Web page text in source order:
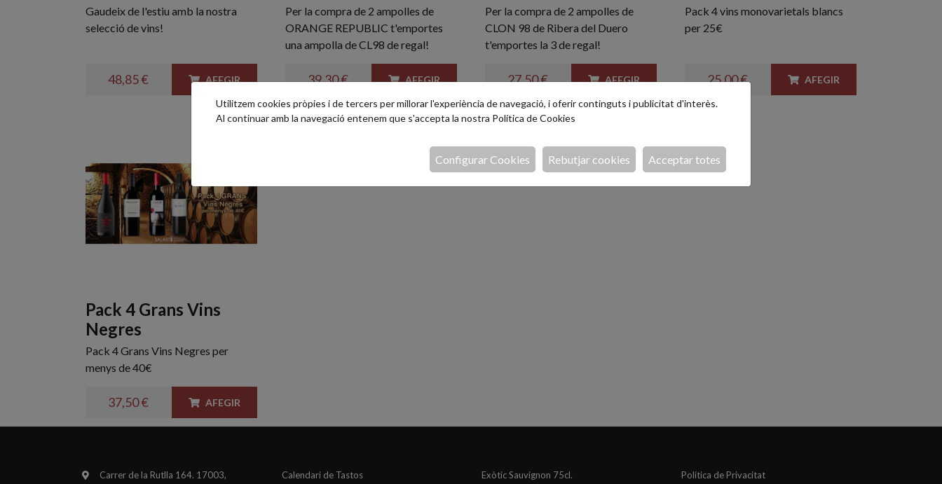
Gaudeix de l'estiu amb la nostra
selecció de vins!
48,85 € AFEGIR
Per la compra de 2 ampolles de
ORANGE REPUBLIC t'emportes
una ampolla de CL98 de regal!
39,30 € AFEGIR
Per la compra de 2 ampolles de
CLON 98 de Ribera del Duero
t'emportes la 3 de regal!
27,50 € AFEGIR
Pack 4 vins monovarietals blancs
per 25€
25,00 € AFEGIR
Pack 4 Grans Vins
Negres
Pack 4 Grans Vins Negres per
menys de 40€
37,50 € AFEGIR
Carrer de la Rutlla 164. 17003,
Calendari de Tastos
Exòtic Sauvignon 75cl.
Política de Privacitat
Utilitzem cookies pròpies i de tercers per millorar l'experiència de navegació, i oferir continguts i publicitat d'interès.
Al continuar amb la navegació entenem que s'accepta la nostra Política de Cookies
Acceptar totes
Rebutjar cookies
Configurar Cookies